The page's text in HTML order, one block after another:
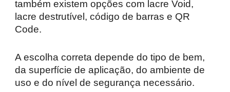
também existem opções com lacre Void,
lacre destrutível, código de barras e QR
Code.
A escolha correta depende do tipo de bem,
da superfície de aplicação, do ambiente de
uso e do nível de segurança necessário.